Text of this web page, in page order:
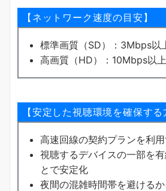
【ネットワーク速度の目安】
標準画質（SD）：3Mbps以
高画質（HD）：10Mbps以上
【安定した視聴環境を確保する
高速回線の契約プランを利
視聴するデバイスの一部を
とで安定化
夜間の混雑時間帯を避ける